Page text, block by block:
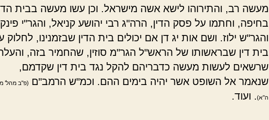
מעשה רב, והתירוהו לישא אשה מישראל. וכן עשו מעשה בבית
בחיפה, וחתמו על פסק הדין, הרה"ג רבי יהושע קניאל, והגר"י
והגר"ש ילוז. ושם אות יג דן אם יכולים בית הדין שבזמנינו, לחלוק
בית דין שבראשותו של הראש"ל הגר"מ סוזין, שהחמיר בזה,
שרשאים לעשות מעשה כדבריהם להקל נגד בית דין שקדמם,
שנאמר אל השופט אשר יהיה בימים ההם. וכמ"ש הרמב"ם (פ"ב מהל'
ה"א). ועוד.